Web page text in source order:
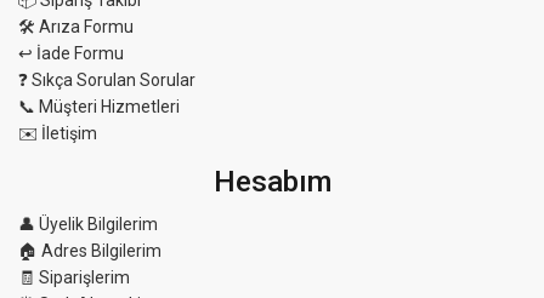
🛠 Arıza Formu
↩️ İade Formu
❓ Sıkça Sorulan Sorular
📞 Müşteri Hizmetleri
✉️ İletişim
Hesabım
👤 Üyelik Bilgilerim
🏠 Adres Bilgilerim
🧾 Siparişlerim